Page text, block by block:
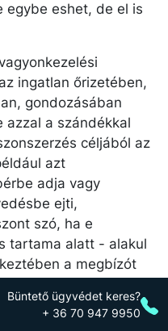
egybe eshet, de el is
ingatlan őrizetében,
gondozásában
azzal a szándékkal
céljából az
azt
adja vagy
ejti,
szó, ha e
tartama alatt - alakul
a megbízót
Büntető ügyvédet keres?
+ 36 70 947 9950